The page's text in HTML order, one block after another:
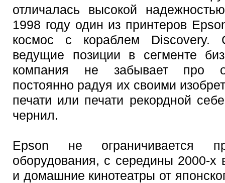
отличалась высокой
1998 году один из принтеров
космос с кораблем Discovery.
ведущие позиции в сегменте
компания не забывает про
постоянно радуя их своими
печати или печати рекордной
чернил.
Epson не ограничивается
оборудования, с середины 2000-х
и домашние кинотеатры от